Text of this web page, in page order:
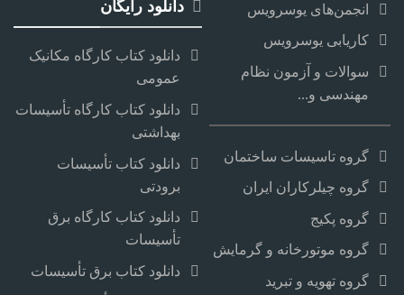
انجمن‌های یوسرویس
کاریابی یوسرویس
سوالات و آزمون نظام
مهندسی و...
گروه تاسیسات ساختمان
گروه چیلرکاران ایران
گروه پکیج
گروه موتورخانه و گرمایش
گروه تهویه و تبرید
دانلود رایگان
دانلود کتاب کارگاه مکانیک
عمومی
دانلود کتاب کارگاه تأسیسات
بهداشتی
دانلود کتاب تأسیسات
برودتی
دانلود کتاب کارگاه برق
تأسیسات
دانلود کتاب برق تأسیسات